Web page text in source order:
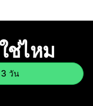
ช่ไหม
วัน